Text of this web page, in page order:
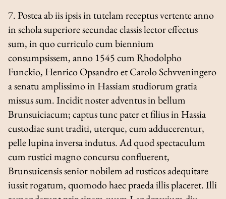
7. Postea ab iis ipsis in tutelam receptus vertente anno
in schola superiore secundae classis lector effectus
sum, in quo curriculo cum biennium
consumpsissem, anno 1545 cum Rhodolpho
Funckio, Henrico Opsandro et Carolo Schvveningero
a senatu amplissimo in Hassiam studiorum gratia
missus sum. Incidit noster adventus in bellum
Brunsuiciacum; captus tunc pater et filius in Hassia
custodiae sunt traditi, uterque, cum adducerentur,
pelle lupina inversa indutus. Ad quod spectaculum
cum rustici magno concursu confluerent,
Brunsuicensis senior nobilem ad rusticos adequitare
iussit rogatum, quomodo haec praeda illis placeret. Illi